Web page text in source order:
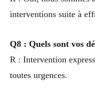
interventions suite à
Q8 : Quels sont vos
R : Intervention
toutes urgences.